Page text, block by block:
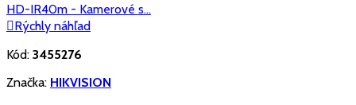
Rýchly náhľad
Kód: 3455276
Značka: HIKVISION